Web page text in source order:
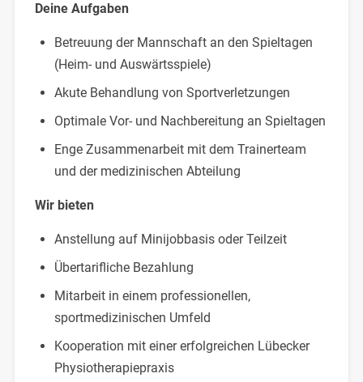
Deine Aufgaben
Betreuung der Mannschaft an den Spieltagen
(Heim- und Auswärtsspiele)
Akute Behandlung von Sportverletzungen
Optimale Vor- und Nachbereitung an Spieltagen
Enge Zusammenarbeit mit dem Trainerteam
und der medizinischen Abteilung
Wir bieten
Anstellung auf Minijobbasis oder Teilzeit
Übertarifliche Bezahlung
Mitarbeit in einem professionellen,
sportmedizinischen Umfeld
Kooperation mit einer erfolgreichen Lübecker
Physiotherapiepraxis